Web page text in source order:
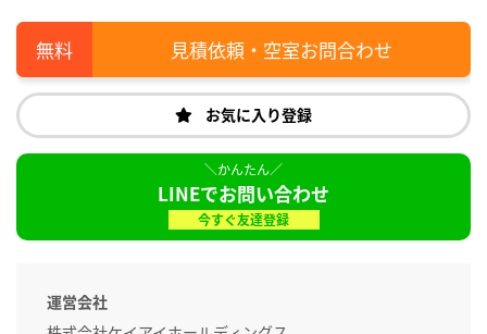
見積依頼・空室お問合わせ
お気に入り登録
LINEでお問い合わせ
今すぐ友達登録
運営会社